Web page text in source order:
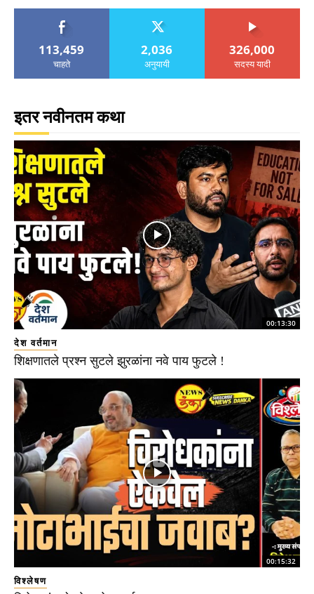
113,459
चाहते
2,036
अनुयायी
326,000
सदस्य यादी
इतर नवीनतम कथा
00:13:30
देश वर्तमान
शिक्षणातले प्रश्न सुटले झुरळांना नवे पाय फुटले !
00:15:32
विश्लेषण